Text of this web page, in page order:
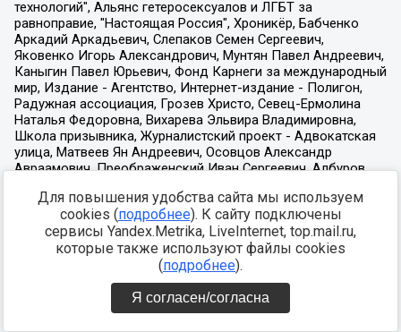
Для повышения удобства сайта мы используем
cookies (подробнее). К сайту подключены
сервисы Yandex.Metrika, LiveInternet, top.mail.ru,
которые также используют файлы cookies
(подробнее).
Я согласен/согласна